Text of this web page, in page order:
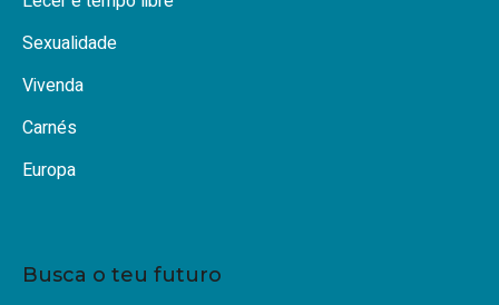
Sexualidade
Vivenda
Carnés
Europa
Busca o teu futuro